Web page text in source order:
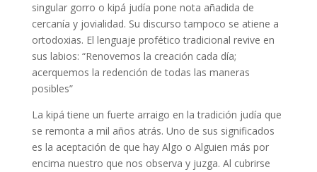
singular gorro o kipá judía pone nota añadida de
cercanía y jovialidad. Su discurso tampoco se atiene a
ortodoxias. El lenguaje profético tradicional revive en
sus labios: “Renovemos la creación cada día;
acerquemos la redención de todas las maneras
posibles”
La kipá tiene un fuerte arraigo en la tradición judía que
se remonta a mil años atrás. Uno de sus significados
es la aceptación de que hay Algo o Alguien más por
encima nuestro que nos observa y juzga. Al cubrirse